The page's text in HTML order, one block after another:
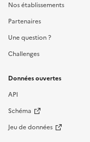
Nos établissements
Partenaires
Une question ?
Challenges
Données ouvertes
API
Schéma
Jeu de données